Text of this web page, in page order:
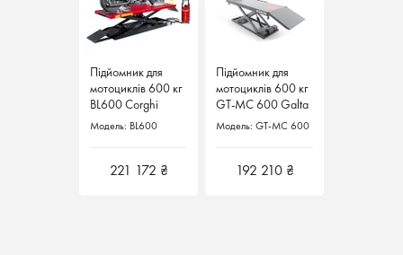
Підйомник для
мотоциклів 600 кг
BL600 Corghi
Італія
Модель: BL600
221 172 ₴
Підйомник для
мотоциклів 600 кг
BL600 Corghi
Італія
Модель: BL600
221 172 ₴
Підйомник для
мотоциклів 600 кг
GT-MC 600 Galta
Італія
Модель: GT-MC 600
192 210 ₴
Підйомник для
мотоциклів 600 кг
GT-MC 600 Galta
Італія
Модель: GT-MC 600
192 210 ₴